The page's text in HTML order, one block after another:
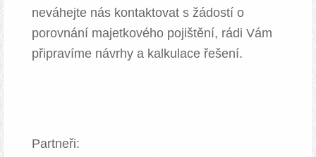
neváhejte nás kontaktovat s žádostí o
porovnání majetkového pojištění, rádi Vám
připravíme návrhy a kalkulace řešení.
Partneři: